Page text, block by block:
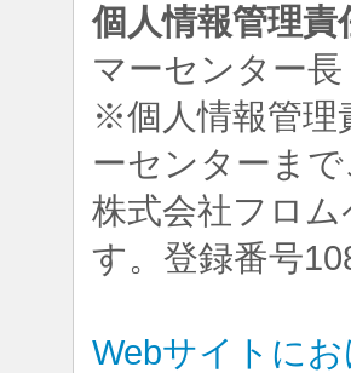
個人情報管理責
マーセンター長
※個人情報管理
ーセンターま
株式会社フロ
す。登録番号
Webサイトに